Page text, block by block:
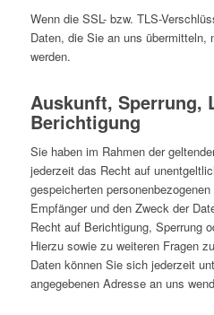
Wenn die SSL- bzw. TLS-
Daten, die Sie an uns übermitteln,
werden.
Auskunft, Sperrung,
Berichtigung
Sie haben im Rahmen der
jederzeit das Recht auf
gespeicherten
Empfänger und den Zweck der
Recht auf Berichtigung, Sperrung
Hierzu sowie zu weiteren Fragen
Daten können Sie sich jederzeit
angegebenen Adresse an uns